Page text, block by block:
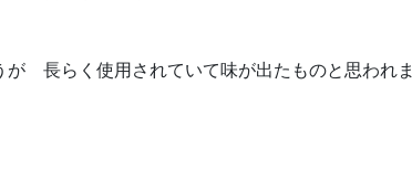
長らく使用されていて味が出たものと思われま